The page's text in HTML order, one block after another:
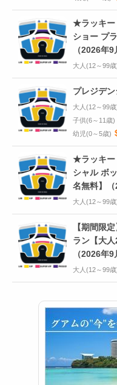
★ラッキー
ショー プ
（2026年9
大人(12～99歳
プレジデ
大人(12～99歳
子供(6～11歳)
幼児(0～5歳)
★ラッキー
シャル ボ
名無料】（
大人(12～99歳
【期間限
ラン【大人
（2026年9
大人(12～99歳